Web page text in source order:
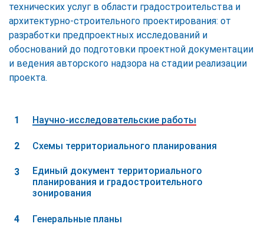
технических услуг в области градостроительства и
архитектурно-строительного проектирования: от
разработки предпроектных исследований и
обоснований до подготовки проектной документации
и ведения авторского надзора на стадии реализации
проекта.
Научно-исследовательские работы
Cхемы территориального планирования
Единый документ территориального
планирования и градостроительного
зонирования
Генеральные планы